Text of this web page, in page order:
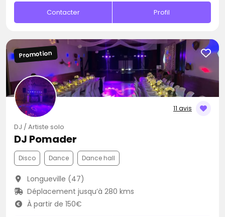
Contacter Profil
11 avis
Promotion
DJ / Artiste solo
DJ Pomader
Disco Dance Dance hall
Longueville (47)
Déplacement jusqu’à 280 kms
À partir de 150€